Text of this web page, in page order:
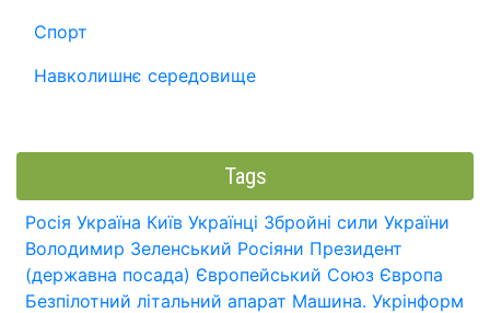
Спорт
Навколишнє середовище
Tags
Росія Україна Київ Українці Збройні сили України
Володимир Зеленський Росіяни Президент
(державна посада) Європейський Союз Європа
Безпілотний літальний апарат Машина. Укрінформ